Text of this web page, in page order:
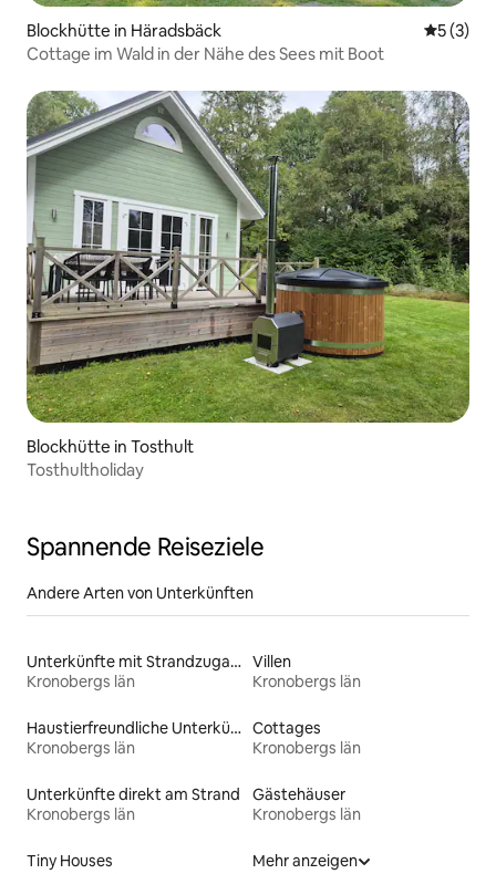
Blockhütte in Häradsbäck
5 (3)
Cottage im Wald in der Nähe des Sees mit Boot
Blockhütte in Tosthult
Tosthultholiday
Spannende Reiseziele
Andere Arten von Unterkünften
Unterkünfte mit Strandzugang
Kronobergs län
Villen
Kronobergs län
Haustierfreundliche Unterkünfte
Kronobergs län
Cottages
Kronobergs län
Unterkünfte direkt am Strand
Kronobergs län
Gästehäuser
Kronobergs län
Tiny Houses
Mehr anzeigen